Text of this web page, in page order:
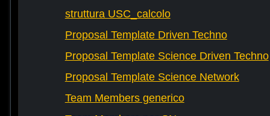
struttura USC_calcolo
Proposal Template Driven Techno
Proposal Template Science Driven Techno
Proposal Template Science Network
Team Members generico